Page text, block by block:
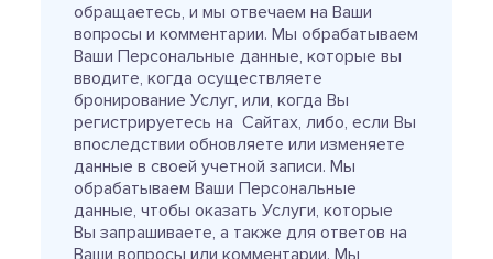
обращаетесь, и мы отвечаем на Ваши
вопросы и комментарии. Мы обрабатываем
Ваши Персональные данные, которые вы
вводите, когда осуществляете
бронирование Услуг, или, когда Вы
регистрируетесь на Сайтах, либо, если Вы
впоследствии обновляете или изменяете
данные в своей учетной записи. Мы
обрабатываем Ваши Персональные
данные, чтобы оказать Услуги, которые
Вы запрашиваете, а также для ответов на
Ваши вопросы или комментарии. Мы